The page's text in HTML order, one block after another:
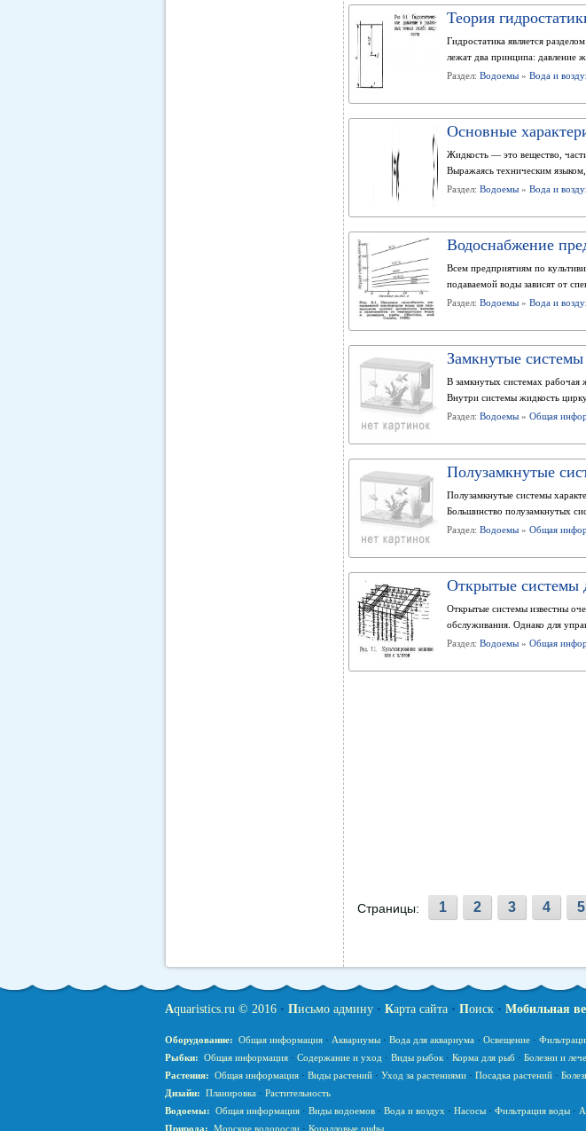
Теория
Гидростатика является
лежат два принципа: давление
Раздел: Водоемы » Вода и
Основные
Жидкость — это вещество,
Выражаясь техническим
Раздел: Водоемы » Вода и
Водоснабжение
Всем предприятиям по
подаваемой воды зависят от
Раздел: Водоемы » Вода и
Замкнутые системы
В замкнутых системах рабочая
Внутри системы жидкость
Раздел: Водоемы » Общая
Полузамкнутые
Полузамкнутые системы
Большинство полузамкнутых
Раздел: Водоемы » Общая
Открытые системы
Открытые системы известны
обслуживания. Однако для
Раздел: Водоемы » Общая
Страницы: 1 2 3 4 5
Aquaristics.ru © 2016• Письмо админу• Карта сайта• Поиск• Мобильная
Оборудование: Общая информация· Аквариумы· Вода для аквариума· Освещение·
Рыбки: Общая информация· Содержание и уход · Виды рыбок· Корма для рыб· Болезни и
Растения: Общая информация· Виды растений· Уход за растениями· Посадка растений·
Дизайн: Планировка· Растительность
Водоемы: Общая информация· Виды водоемов· Вода и воздух · Насосы· Фильтрация воды·
Природа: Морские водоросли· Коралловые рифы